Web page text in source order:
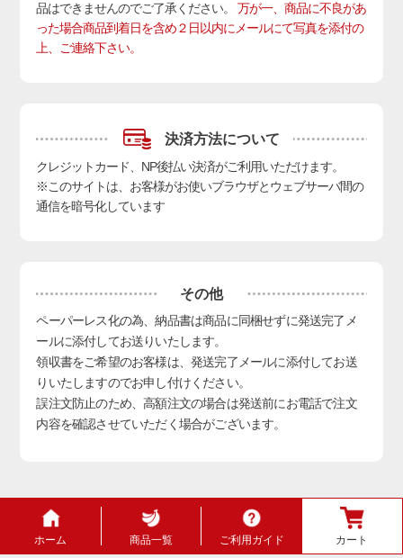
品はできませんのでご了承ください。万が一、商品に不良があ
った場合商品到着日を含め２日以内にメールにて写真を添付の
上、ご連絡下さい。
決済方法について
クレジットカード、NP後払い決済がご利用いただけます。
※このサイトは、お客様がお使いブラウザとウェブサーバ間の
通信を暗号化しています
その他
ペーパーレス化の為、納品書は商品に同梱せずに発送完了メ
ールに添付してお送りいたします。
領収書をご希望のお客様は、発送完了メールに添付してお送
りいたしますのでお申し付けください。
誤注文防止のため、高額注文の場合は発送前にお電話で注文
内容を確認させていただく場合がございます。
ホーム 商品一覧 ご利用ガイド カート